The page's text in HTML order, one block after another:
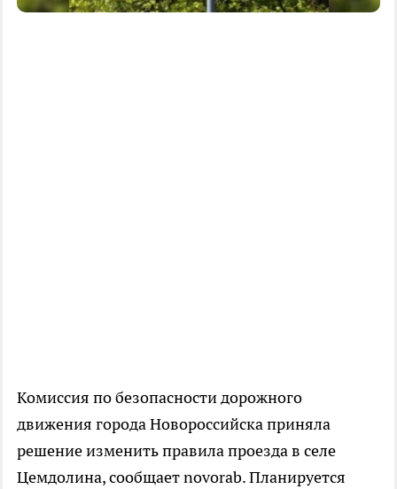
Комиссия по безопасности дорожного
движения города Новороссийска приняла
решение изменить правила проезда в селе
Цемдолина, сообщает novorab. Планируется